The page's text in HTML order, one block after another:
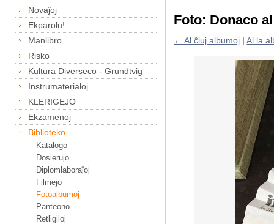
Novaĵoj
Ekparolu!
Manlibro
Risko
Kultura Diverseco - Grundtvig
Instrumaterialoj
KLERIGEJO
Ekzamenoj
Biblioteko
Katalogo
Dosierujo
Diplomlaboraĵoj
Filmejo
Fotoalbumoj
Panteono
Retligiloj
Foto: Donaco
← Al ĉiuj albumoj |Al la